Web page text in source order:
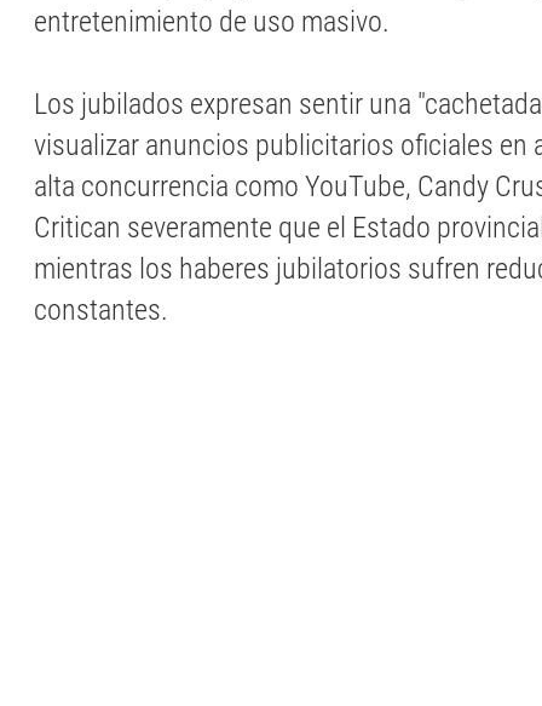
entretenimiento de uso masivo.
Los jubilados expresan sentir una
visualizar anuncios publicitarios oficiales en
alta concurrencia como YouTube, Candy
Critican severamente que el Estado
mientras los haberes jubilatorios sufren
constantes.